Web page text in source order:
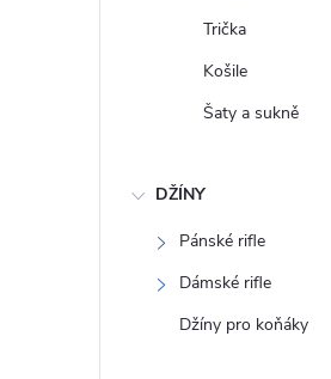
Trička
Košile
Šaty a sukně
DŽÍNY
Pánské rifle
Dámské rifle
Džíny pro koňáky